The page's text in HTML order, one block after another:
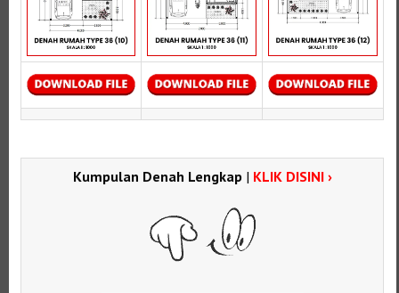
Kumpulan Denah Lengkap | KLIK DISINI ›